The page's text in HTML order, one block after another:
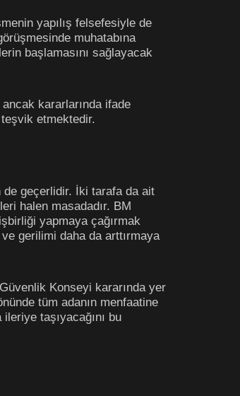
yapılış felsefesiyle de
muhatabına
başlamasını sağlayacak
kararlarında ifade
etmektedir.
de geçerlidir. İki tarafa da ait
halen masadadır. BM
yapmaya çağırmak
gerilimi daha da arttırmaya
Konseyi kararında yer
tüm adanın menfaatine
taşıyacağını bu